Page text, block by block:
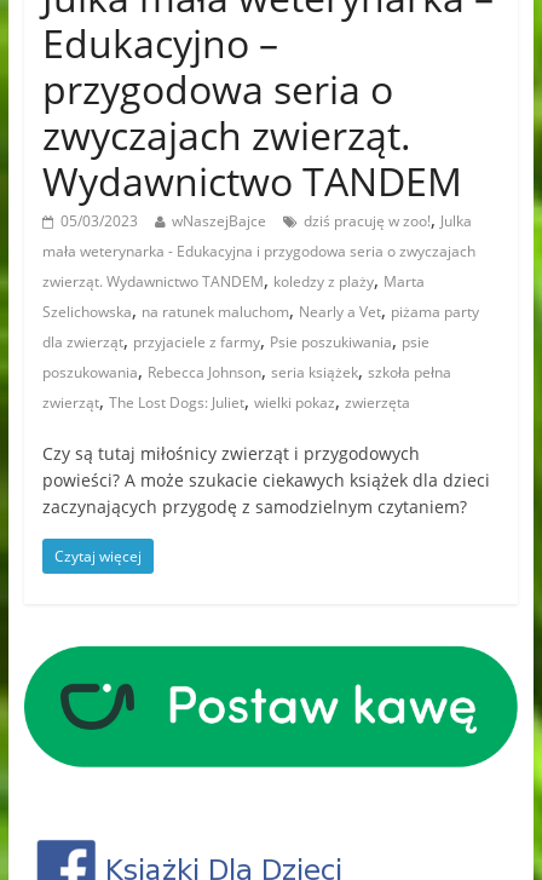
Edukacyjno –
przygodowa seria o
zwyczajach zwierząt.
Wydawnictwo TANDEM
05/03/2023 wNaszejBajce dziś pracuję w zoo!, Julka
mała weterynarka - Edukacyjna i przygodowa seria o zwyczajach
zwierząt. Wydawnictwo TANDEM, koledzy z plaży, Marta
Szelichowska, na ratunek maluchom, Nearly a Vet, piżama party
dla zwierząt, przyjaciele z farmy, Psie poszukiwania, psie
poszukowania, Rebecca Johnson, seria książek, szkoła pełna
zwierząt, The Lost Dogs: Juliet, wielki pokaz, zwierzęta
Czy są tutaj miłośnicy zwierząt i przygodowych
powieści? A może szukacie ciekawych książek dla dzieci
zaczynających przygodę z samodzielnym czytaniem?
Czytaj więcej